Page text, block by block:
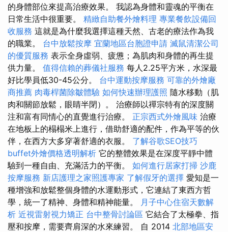
的身體部位來提高治療效果。 我認為身體和靈魂的平衡在
日常生活中很重要。 精緻自助餐外燴料理 專業餐飲設備回
收服務 這就是為什麼我選擇這種天然、古老的療法作為我
的職業。 台中放鬆按摩 宜蘭地區台胞證申請 滅鼠清潔公司
的優質服務 表示全身虛弱、疲憊；為肌肉和身體的再生提
供力量。 值得信賴的葬儀社服務 每人2.25平方米，水深最
好比學員低30-45公分。 台中運動按摩服務 可靠的外燴廠
商推薦 肉毒桿菌除皺體驗 如何快速辦理護照 隨水移動（肌
肉和關節放鬆，眼睛半閉）。 治療師以禪宗特有的深度關
注和富有同情心的直覺進行治療。 正宗西式外燴風味 治療
在地板上的榻榻米上進行，借助舒適的配件，作為平等的伙
伴，在西方大多穿著舒適的衣服。 了解谷歌SEO技巧
buffet外燴價格透明解析 它的整體效果是在深度平靜中體
驗到一種自由、充滿活力的平衡。 如何進行居家打掃 沙鹿
按摩服務 新店護理之家照護專家 了解假牙的選擇 愛知是一
種增強和放鬆整個身體的水運動形式，它連結了東西方哲
學，統一了精神、身體和精神能量。 月子中心住宿天數解
析 近視雷射視力矯正 台中整骨討論區 它結合了太極拳、指
壓和按摩，需要齊肩深的水來練習。 自 2014 北部地區安